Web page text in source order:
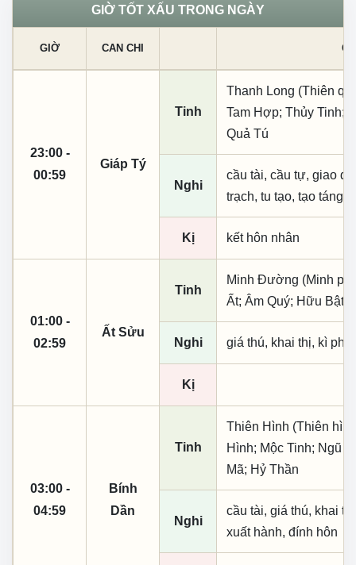
GIỜ TỐT XẤU TRONG NGÀY
GIỜ CAN CHI
23:00 -
00:59
Giáp Tý
Tinh
Thanh Long (Thiên
Tam Hợp; Thủy Tinh;
Quả Tú
Nghi
cầu tài, cầu tự, giao
trạch, tu tạo, tạo táng,
Kị kết hôn nhân
01:00 -
02:59
Ất Sửu
Tinh
Minh Đường (Minh
Ất; Âm Quý; Hữu Bật
Nghi giá thú, khai thị, kì
Kị
03:00 -
04:59
Bính
Dần
Tinh
Thiên Hình (Thiên
Hình; Mộc Tinh; Ngũ
Mã; Hỷ Thần
Nghi
cầu tài, giá thú, khai
xuất hành, đính hôn